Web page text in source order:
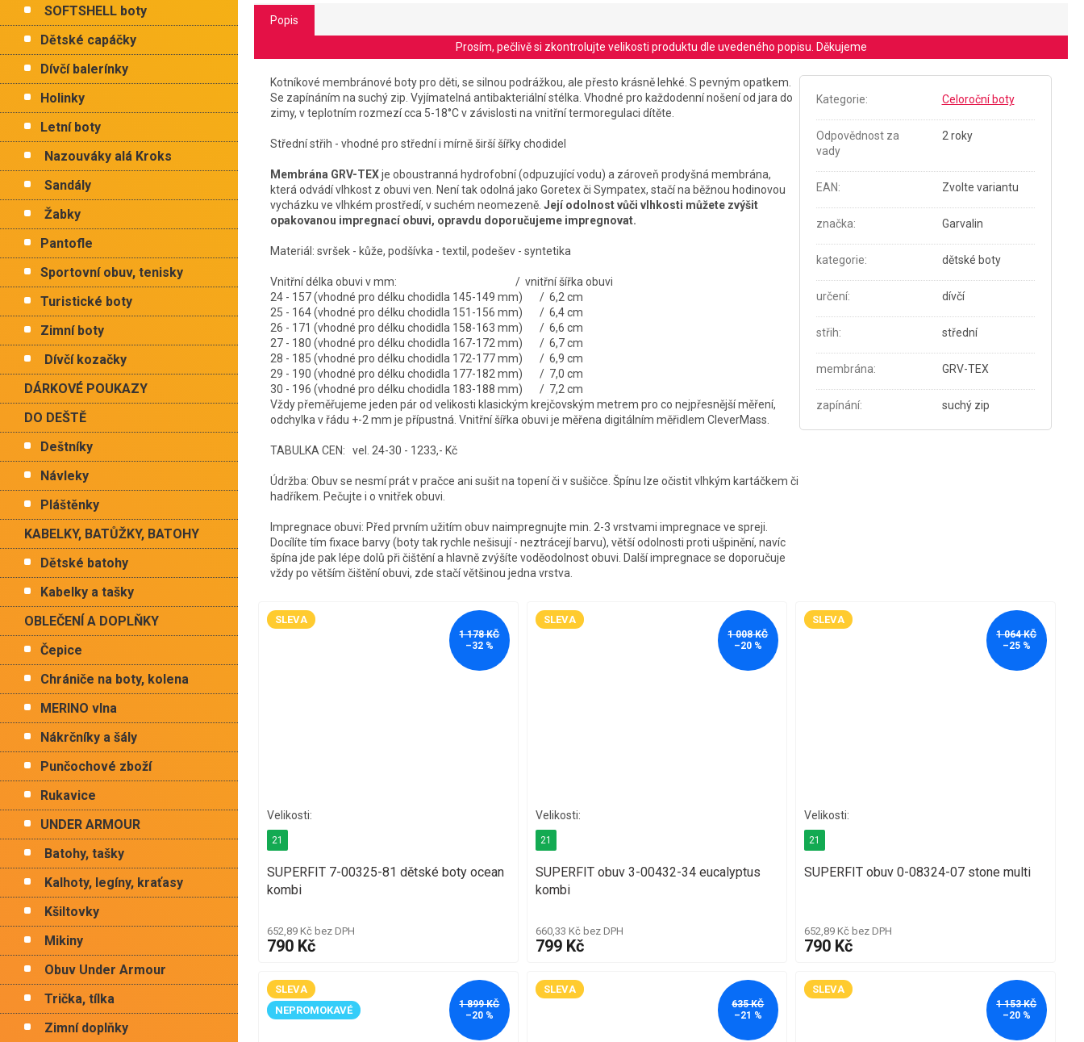
SOFTSHELL boty
Dětské capáčky
Dívčí balerínky
Holinky
Letní boty
Nazouváky alá Kroks
Sandály
Žabky
Pantofle
Sportovní obuv, tenisky
Turistické boty
Zimní boty
Dívčí kozačky
DÁRKOVÉ POUKAZY
DO DEŠTĚ
Deštníky
Návleky
Pláštěnky
KABELKY, BATŮŽKY, BATOHY
Dětské batohy
Kabelky a tašky
OBLEČENÍ A DOPLŇKY
Čepice
Chrániče na boty, kolena
MERINO vlna
Nákrčníky a šály
Punčochové zboží
Rukavice
UNDER ARMOUR
Batohy, tašky
Kalhoty, legíny, kraťasy
Kšiltovky
Mikiny
Obuv Under Armour
Trička, tílka
Zimní doplňky
Popis
Prosím, pečlivě si zkontrolujte velikosti produktu dle uvedeného popisu. Děkujeme
Kotníkové membránové boty pro děti, se silnou podrážkou, ale přesto krásně lehké. S pevným opatkem.
Se zapínáním na suchý zip. Vyjímatelná antibakteriální stélka. Vhodné pro každodenní nošení od jara do
zimy, v teplotním rozmezí cca 5-18°C v závislosti na vnitřní termoregulaci dítěte.
Střední střih - vhodné pro střední i mírně širší šířky chodidel
Membrána GRV-TEXje oboustranná hydrofobní (odpuzující vodu) a zároveň prodyšná membrána,
která odvádí vlhkost z obuvi ven. Není tak odolná jako Goretex či Sympatex, stačí na běžnou hodinovou
vycházku ve vlhkém prostředí, v suchém neomezeně. Její odolnost vůči vlhkosti můžete zvýšit
opakovanou impregnací obuvi, opravdu doporučujeme impregnovat.
Materiál: svršek - kůže, podšívka - textil, podešev - syntetika
Vnitřní délka obuvi v mm: / vnitřní šířka obuvi
24 - 157 (vhodné pro délku chodidla 145-149 mm) / 6,2 cm
25 - 164 (vhodné pro délku chodidla 151-156 mm) / 6,4 cm
26 - 171 (vhodné pro délku chodidla 158-163 mm) / 6,6 cm
27 - 180 (vhodné pro délku chodidla 167-172 mm) / 6,7 cm
28 - 185 (vhodné pro délku chodidla 172-177 mm) / 6,9 cm
29 - 190 (vhodné pro délku chodidla 177-182 mm) / 7,0 cm
30 - 196 (vhodné pro délku chodidla 183-188 mm) / 7,2 cm
Vždy přeměřujeme jeden pár od velikosti klasickým krejčovským metrem pro co nejpřesnější měření,
odchylka v řádu +-2 mm je přípustná. Vnitřní šířka obuvi je měřena digitálním měřidlem CleverMass.
TABULKA CEN: vel. 24-30 - 1233,- Kč
Údržba: Obuv se nesmí prát v pračce ani sušit na topení či v sušičce. Špínu lze očistit vlhkým kartáčkem či
hadříkem. Pečujte i o vnitřek obuvi.
Impregnace obuvi: Před prvním užitím obuv naimpregnujte min. 2-3 vrstvami impregnace ve spreji.
Docílíte tím fixace barvy (boty tak rychle nešisují - neztrácejí barvu), větší odolnosti proti ušpinění, navíc
špína jde pak lépe dolů při čištění a hlavně zvýšíte voděodolnost obuvi. Další impregnace se doporučuje
vždy po větším čištění obuvi, zde stačí většinou jedna vrstva.
Kategorie: Celoroční boty
Odpovědnost za
vady
2 roky
EAN: Zvolte variantu
značka: Garvalin
kategorie: dětské boty
určení: dívčí
střih: střední
membrána: GRV-TEX
zapínání: suchý zip
SLEVA
1 178 KČ
–32 %
SUPERFIT 7-00325-81 dětské boty ocean
kombi
652,89 Kč bez DPH
790 Kč
21
SLEVA
1 008 KČ
–20 %
SUPERFIT obuv 3-00432-34 eucalyptus
kombi
660,33 Kč bez DPH
799 Kč
21
SLEVA
1 064 KČ
–25 %
SUPERFIT obuv 0-08324-07 stone multi
652,89 Kč bez DPH
790 Kč
21
SLEVA
NEPROMOKAVÉ
1 899 KČ
–20 %
SLEVA
635 KČ
–21 %
SLEVA
1 153 KČ
–20 %